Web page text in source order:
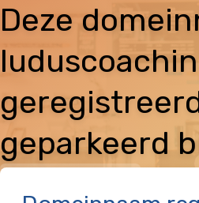
Deze
geparkeerd